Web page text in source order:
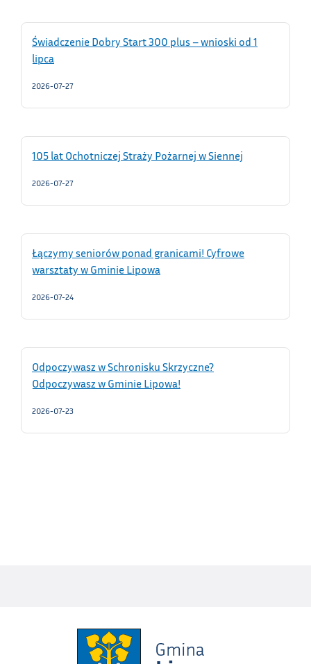
Świadczenie Dobry Start 300 plus – wnioski od 1
lipca
2026-07-27
105 lat Ochotniczej Straży Pożarnej w Siennej
2026-07-27
Łączymy seniorów ponad granicami! Cyfrowe
warsztaty w Gminie Lipowa
2026-07-24
Odpoczywasz w Schronisku Skrzyczne?
Odpoczywasz w Gminie Lipowa!
2026-07-23